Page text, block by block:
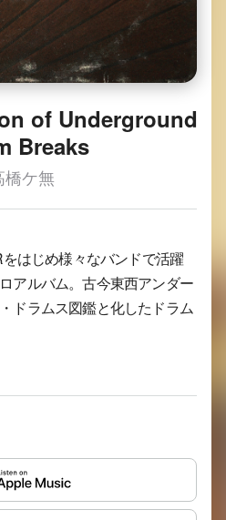
of Underground
Breaks
橋ケ無
はじめ様々なバンドで活躍
アルバム。古今東西アンダー
ドラムス図鑑と化したドラム